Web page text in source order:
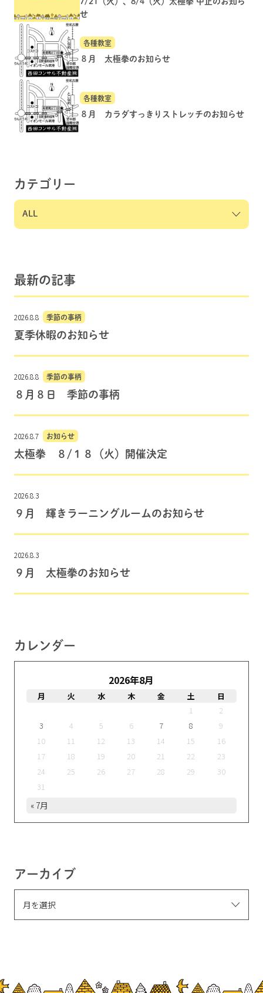
せ
各種教室
８月 太極拳のお知らせ
各種教室
８月 カラダすっきりストレッチのお知らせ
カテゴリー
最新の記事
2026.8.8 季節の事柄
夏季休暇のお知らせ
2026.8.8 季節の事柄
８月８日 季節の事柄
2026.8.7 お知らせ
太極拳 ８/１８（火）開催決定
2026.8.3
９月 輝きラーニングルームのお知らせ
2026.8.3
９月 太極拳のお知らせ
カレンダー
2026年8月
月 火 水 木 金 土
日
1
2
3
4 5 6 7 8
9
10
11 12 13 14 15
16
17
18 19 20 21 22
23
24
25 26 27 28 29
30
31
« 7月
アーカイブ